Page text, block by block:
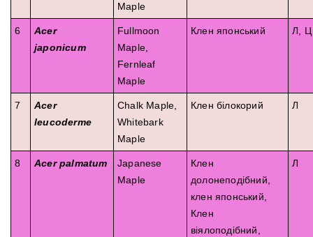
Maple
6
Acer
japonicum
Fullmoon
Maple,
Fernleaf
Maple
Клен японський Л, Ц
7
Acer
leucoderme
Chalk Maple,
Whitebark
Maple
Клен білокорий Л
8 Acer palmatum
Japanese
Maple
Клен
долонеподібний,
клен японський,
Клен
віялоподібний,
Л